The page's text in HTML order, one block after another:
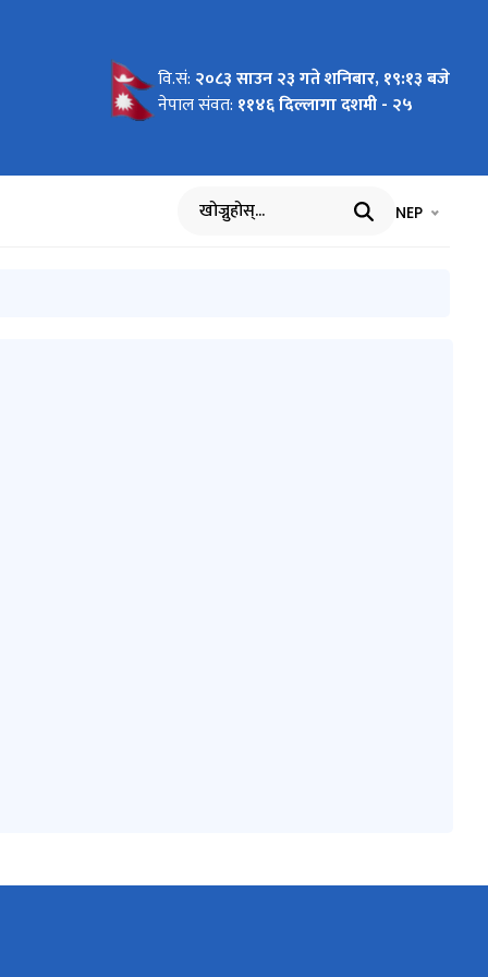
) वि.सं: २०८३ साउन २३ गते शनिबार, १९:१३ बजे
नेपाल संवत: ११४६ दिल्लागा दशमी - २५
खोज्नुहोस् भाषा चयन
NEP